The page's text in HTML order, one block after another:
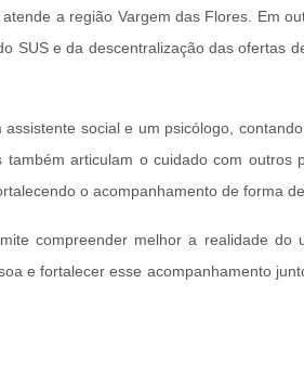
a região Vargem das Flores. Em
SUS e da descentralização das ofertas
social e um psicólogo,
articulam o cuidado com
o acompanhamento de forma
compreender melhor a realidade
e fortalecer esse acompanhamento